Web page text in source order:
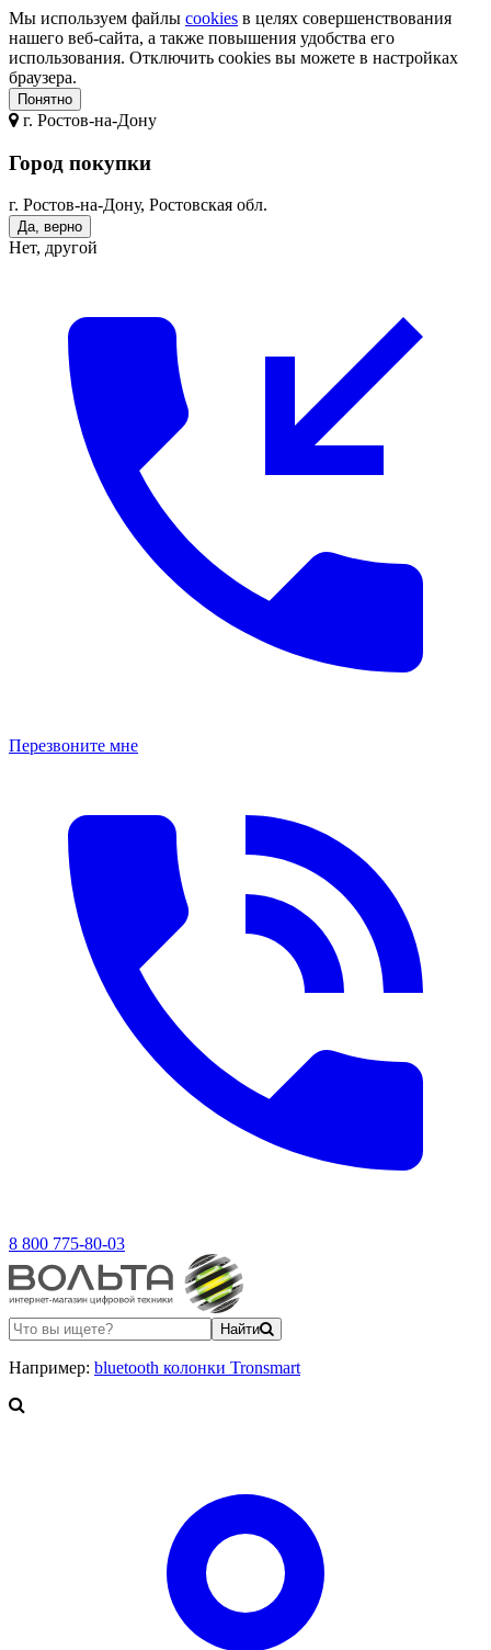
Мы используем файлы cookies в целях совершенствования
нашего веб-сайта, а также повышения удобства его
использования. Отключить cookies вы можете в настройках
браузера.
Понятно
г. Ростов-на-Дону
Город покупки
г. Ростов-на-Дону, Ростовская обл.
Да, верно
Нет, другой
Перезвоните мне
8 800 775-80-03
Найти
Например: bluetooth колонки Tronsmart